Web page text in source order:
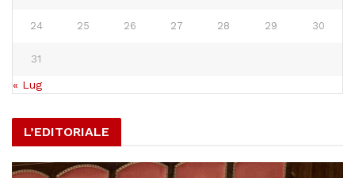
24 25 26 27 28 29 30
31
« Lug
L’EDITORIALE